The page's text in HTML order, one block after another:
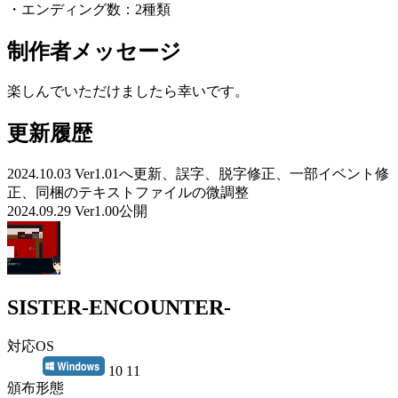
・エンディング数：2種類
制作者メッセージ
楽しんでいただけましたら幸いです。
更新履歴
2024.10.03 Ver1.01へ更新、誤字、脱字修正、一部イベント修
正、同梱のテキストファイルの微調整
2024.09.29 Ver1.00公開
SISTER-ENCOUNTER-
対応OS
10 11
頒布形態